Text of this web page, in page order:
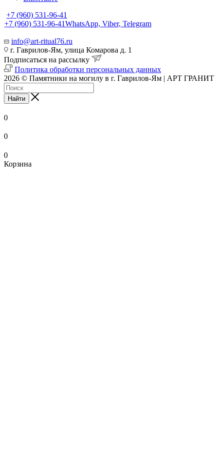
+7 (960) 531-96-41
+7 (960) 531-96-41WhatsApp, Viber, Telegram
info@art-ritual76.ru
г. Гаврилов-Ям, улица Комарова д. 1
Подписаться на рассылку
Политика обработки персональных данных
2026 © Памятники на могилу в г. Гаврилов-Ям | АРТ ГРАНИТ
Найти
0
0
0
Корзина